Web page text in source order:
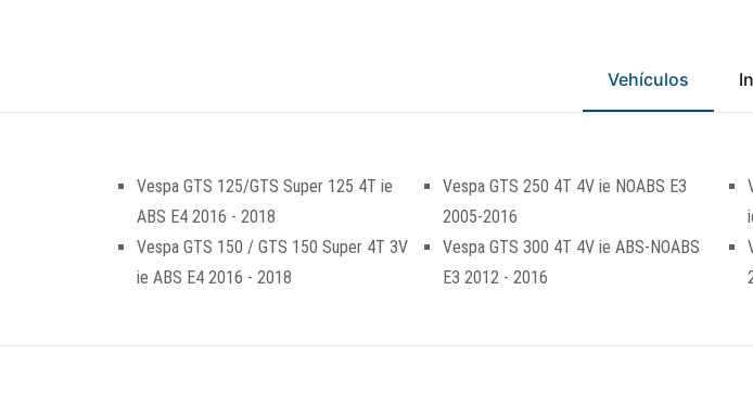
Vehículos
Vespa GTS 125/GTS Super 125 4T ie
ABS E4 2016 - 2018
Vespa GTS 150 / GTS 150 Super 4T 3V
ie ABS E4 2016 - 2018
Vespa GTS 250 4T 4V ie NOABS E3
2005-2016
Vespa GTS 300 4T 4V ie ABS-NOABS
E3 2012 - 2016